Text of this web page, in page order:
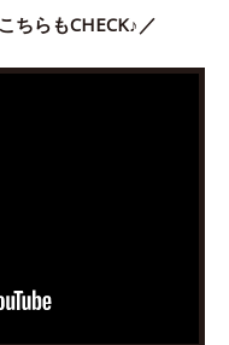
ちらもCHECK♪／